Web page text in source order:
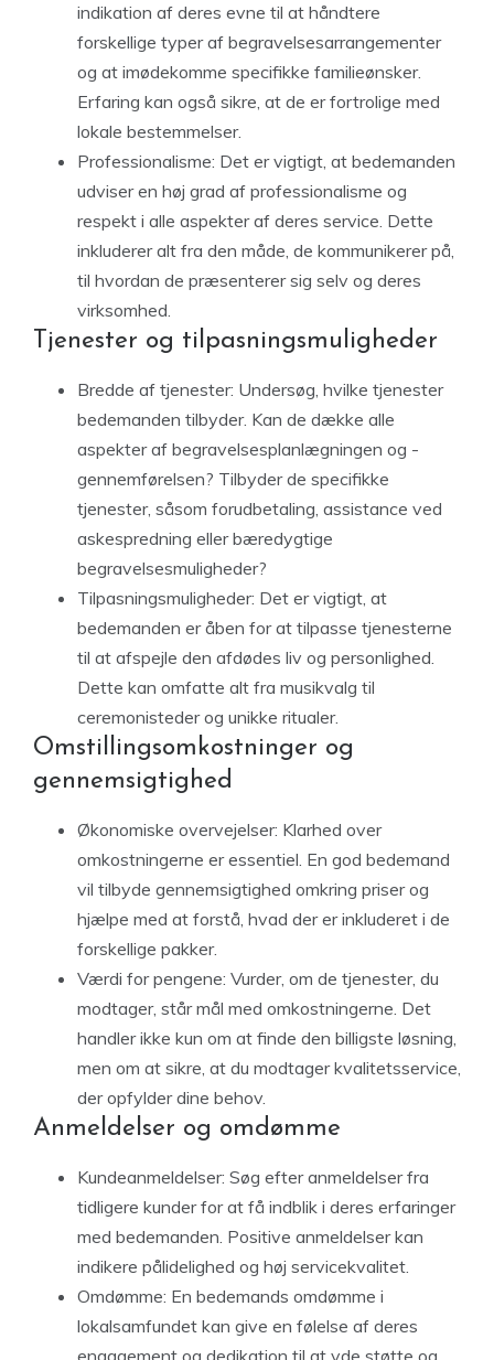
indikation af deres evne til at håndtere
forskellige typer af begravelsesarrangementer
og at imødekomme specifikke familieønsker.
Erfaring kan også sikre, at de er fortrolige med
lokale bestemmelser.
Professionalisme: Det er vigtigt, at bedemanden
udviser en høj grad af professionalisme og
respekt i alle aspekter af deres service. Dette
inkluderer alt fra den måde, de kommunikerer på,
til hvordan de præsenterer sig selv og deres
virksomhed.
Tjenester og tilpasningsmuligheder
Bredde af tjenester: Undersøg, hvilke tjenester
bedemanden tilbyder. Kan de dække alle
aspekter af begravelsesplanlægningen og -
gennemførelsen? Tilbyder de specifikke
tjenester, såsom forudbetaling, assistance ved
askespredning eller bæredygtige
begravelsesmuligheder?
Tilpasningsmuligheder: Det er vigtigt, at
bedemanden er åben for at tilpasse tjenesterne
til at afspejle den afdødes liv og personlighed.
Dette kan omfatte alt fra musikvalg til
ceremonisteder og unikke ritualer.
Omstillingsomkostninger og
gennemsigtighed
Økonomiske overvejelser: Klarhed over
omkostningerne er essentiel. En god bedemand
vil tilbyde gennemsigtighed omkring priser og
hjælpe med at forstå, hvad der er inkluderet i de
forskellige pakker.
Værdi for pengene: Vurder, om de tjenester, du
modtager, står mål med omkostningerne. Det
handler ikke kun om at finde den billigste løsning,
men om at sikre, at du modtager kvalitetsservice,
der opfylder dine behov.
Anmeldelser og omdømme
Kundeanmeldelser: Søg efter anmeldelser fra
tidligere kunder for at få indblik i deres erfaringer
med bedemanden. Positive anmeldelser kan
indikere pålidelighed og høj servicekvalitet.
Omdømme: En bedemands omdømme i
lokalsamfundet kan give en følelse af deres
engagement og dedikation til at yde støtte og